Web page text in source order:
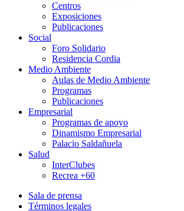
Centros
Exposiciones
Publicaciones
Social
Foro Solidario
Residencia Cordia
Medio Ambiente
Aulas de Medio Ambiente
Programas
Publicaciones
Empresarial
Programas de apoyo
Dinamismo Empresarial
Palacio Saldañuela
Salud
InterClubes
Recrea +60
Sala de prensa
Términos legales